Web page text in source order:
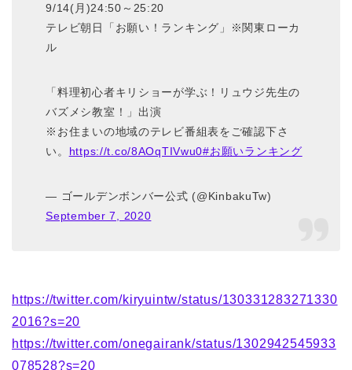
9/14(月)24:50～25:20
テレビ朝日「お願い！ランキング」※関東ローカ
ル
「料理初心者キリショーが学ぶ！リュウジ先生の
バズメシ教室！」出演
※お住まいの地域のテレビ番組表をご確認下さ
い。 https://t.co/8AOqTIVwu0#お願いランキング
— ゴールデンボンバー公式 (@KinbakuTw)
September 7, 2020
https://twitter.com/kiryuintw/status/130331283271330
2016?s=20
https://twitter.com/onegairank/status/1302942545933
078528?s=20